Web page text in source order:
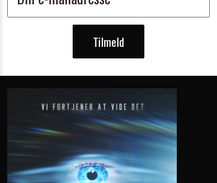
Tilmeld